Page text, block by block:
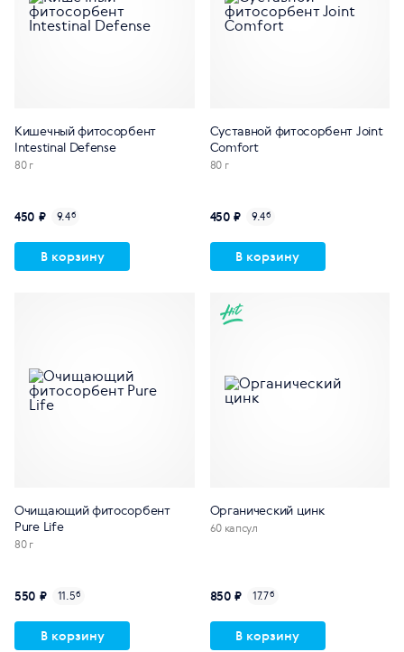
Кишечный фитосорбент
Intestinal Defense
80 г
450 ₽ 9.4б
В корзину
Суставной фитосорбент Joint
Comfort
80 г
450 ₽ 9.4б
В корзину
Очищающий фитосорбент
Pure Life
80 г
550 ₽ 11.5б
В корзину
Органический цинк
60 капсул
850 ₽ 17.7б
В корзину